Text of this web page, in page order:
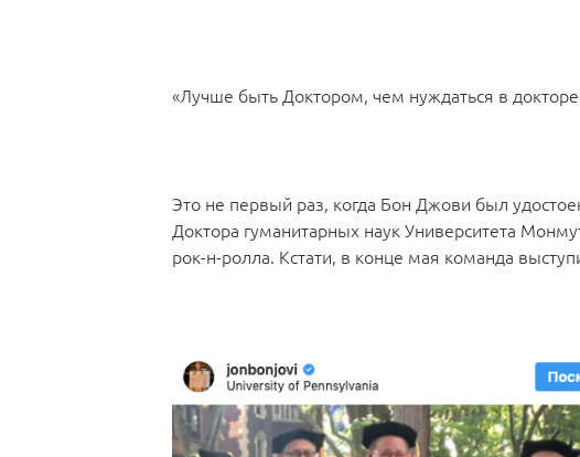
«Лучше быть Доктором, чем нуждаться в
Это не первый раз, когда Бон Джови был
Доктора гуманитарных наук Университета
рок-н-ролла. Кстати, в конце мая команда